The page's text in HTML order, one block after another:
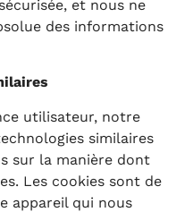
et nous ne
des informations
utilisateur, notre
similaires
sur la manière dont
Les cookies sont de
appareil qui nous